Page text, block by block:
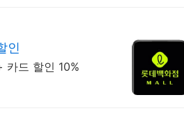
인
카드 할인 10%